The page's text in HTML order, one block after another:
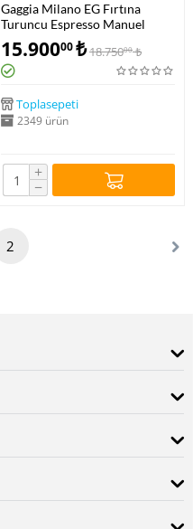
Gaggia Milano EG Fırtına
Turuncu Espresso Manuel
Makine EG2109/04
15.90000₺18.75000 ₺
Toplasepeti
2349 ürün
+
−
2